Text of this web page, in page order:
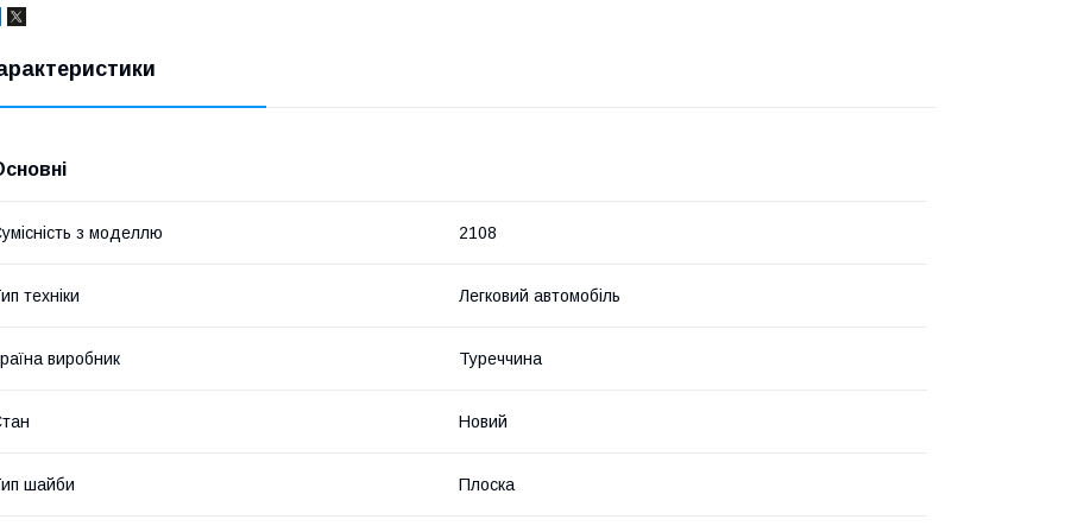
з моделлю 2108
техніки Легковий автомобіль
виробник Туреччина
Новий
шайби Плоска